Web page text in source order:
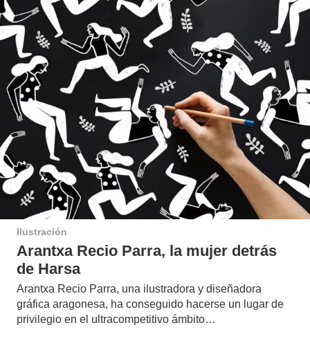
Ilustración
Arantxa Recio Parra, la mujer detrás
de Harsa
Arantxa Recio Parra, una ilustradora y diseñadora
gráfica aragonesa, ha conseguido hacerse un lugar de
privilegio en el ultracompetitivo ámbito…